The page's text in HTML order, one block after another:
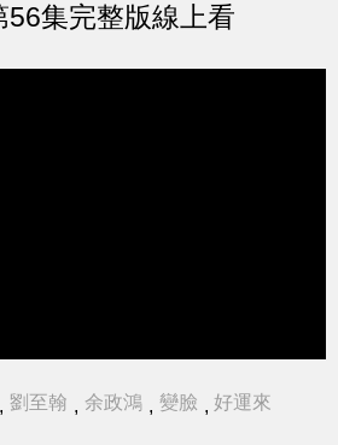
56集完整版線上看
, 劉至翰 , 余政鴻 , 變臉 , 好運來